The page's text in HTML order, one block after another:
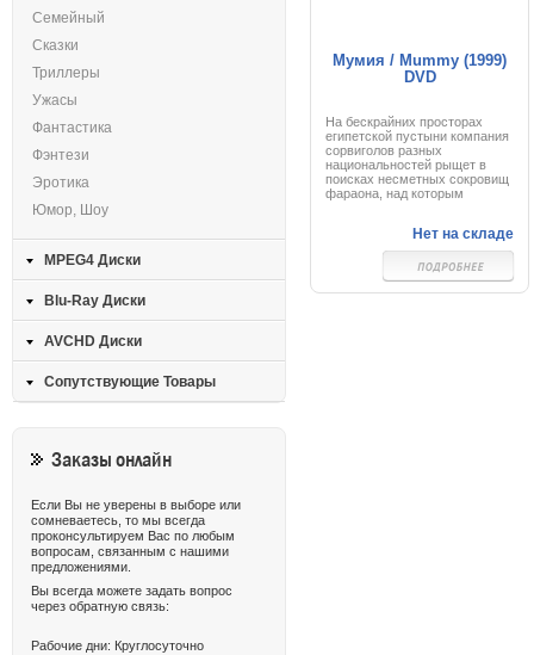
Мумия / Mummy (1999)
DVD
На бескрайних просторах
египетской пустыни компания
сорвиголов разных
национальностей рыщет в
поисках несметных сокровищ
фараона, над которым
покоится мумия Импотеха -
египетского жреца Зла,
который был похоронен
живым за ужасное убийство
могущественного правителя
Нет на складе
Семейный
Сказки
Триллеры
Ужасы
Фантастика
Фэнтези
Эротика
Юмор, Шоу
MPEG4 Диски
Blu-Ray Диски
AVCHD Диски
Сопутствующие Товары
Заказы онлайн
Если Вы не уверены в выборе или
сомневаетесь, то мы всегда
проконсультируем Вас по любым
вопросам, связанным с нашими
предложениями.
Вы всегда можете задать вопрос
через обратную связь:
Рабочие дни: Круглосуточно